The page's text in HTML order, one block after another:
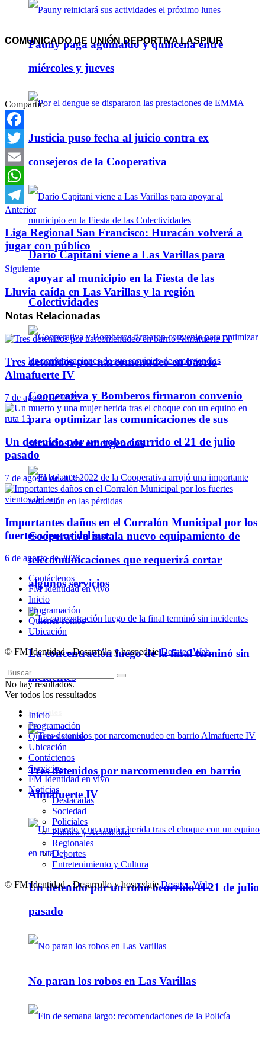
Pauny paga aguinaldo y quincena entre
miércoles y jueves
Justicia puso fecha al juicio contra ex
consejeros de la Cooperativa
Darío Capitani viene a Las Varillas para
apoyar al municipio en la Fiesta de las
Colectividades
Cooperativa y Bomberos firmaron convenio
para optimizar las comunicaciones de sus
servicios de emergencias
Cooperativa instala nuevo equipamiento de
telecomunicaciones que requerirá cortar
algunos servicios
La concentración luego de la final terminó sin
incidentes
Policiales
Tres detenidos por narcomenudeo en barrio
Almafuerte IV
Un detenido por un robo ocurrido el 21 de julio
pasado
No paran los robos en Las Varillas
COMUNICADO DE UNIÓN DEPORTIVA LASPIUR
Compartir:
Facebook
Twitter
Email
WhatsApp
Telegram
Anterior
Liga Regional San Francisco: Huracán volverá a
jugar con público
Siguiente
Lluvia caída en Las Varillas y la región
Notas Relacionadas
Tres detenidos por narcomenudeo en barrio
Almafuerte IV
7 de agosto de 2026
Un detenido por un robo ocurrido el 21 de julio
pasado
7 de agosto de 2026
Importantes daños en el Corralón Municipal por los
fuertes vientos del sur
6 de agosto de 2026
Contáctenos
FM Identidad en vivo
Inicio
Programación
Quienes somos
Ubicación
© FM Identidad - Desarrollo y hospedajeDesatec Web.
No hay resultados.
Ver todos los ressultados
Inicio
Programación
Quienes somos
Ubicación
Contáctenos
Servicios
FM Identidad en vivo
Noticias
Destacadas
Sociedad
Policiales
Política y Actualidad
Regionales
Deportes
Entretenimiento y Cultura
© FM Identidad - Desarrollo y hospedajeDesatec Web.